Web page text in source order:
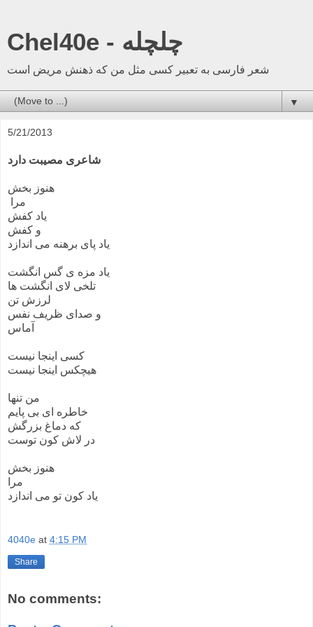
Chel40e - چلچله
شعر فارسی به تعبیر کسی مثل من که ذهنش مریض است
▼
5/21/2013
شاعری مصیبت دارد
هنوز بخش
مرا
یاد کفش
و کفش
یاد پای برهنه می اندازد
یاد مزه ی گس انگشت
تلخی لای انگشت ها
لرزش تن
و صدای ظریف نفس
آماس
کسی اینجا نیست
هیچکس اینجا نیست
من تنها
خاطره ای بی پایم
که دماغ بزرگش
در لاش کون توست
هنوز بخش
مرا
یاد کون تو می اندازد
4040e at 4:15 PM
Share
No comments: